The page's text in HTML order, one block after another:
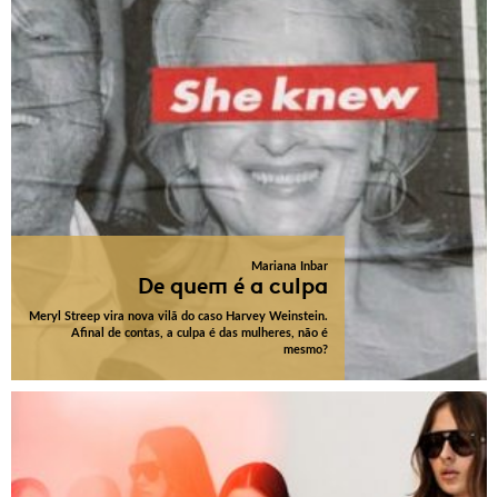
Mariana Inbar
De quem é a culpa
Meryl Streep vira nova vilã do caso Harvey Weinstein.
Afinal de contas, a culpa é das mulheres, não é
mesmo?